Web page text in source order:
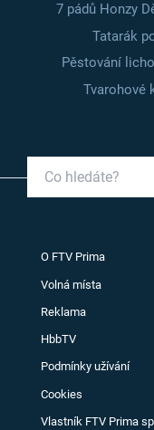
7 pádů Honzy
Tatarák
Pěstování
Tvarohové
O FTV Prima
Volná místa
Reklama
HbbTV
Podmínky užívání
Cookies
Vlastník FTV Prima